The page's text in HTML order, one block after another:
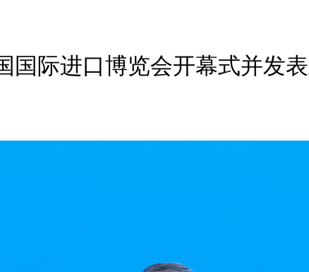
国际进口博览会开幕式并发